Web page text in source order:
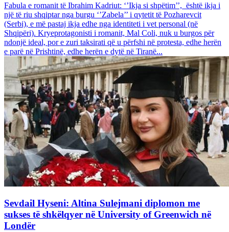
Fabula e romanit të Ibrahim Kadriut: ‘’Ikja si shpëtim’’, është ikja i
një të riu shqiptar nga burgu ‘’Zabela’’ i qytetit të Pozharevcit
(Serbi), e më pastaj ikja edhe nga identiteti i vet personal (në
Shqipëri). Kryeprotagonisti i romanit, Mal Coli, nuk u burgos për
ndonjë ideal, por e zuri taksirati që u përfshi në protesta, edhe herën
e parë në Prishtinë, edhe herën e dytë në Tiranë...
Sevdail Hyseni: Altina Sulejmani diplomon me
sukses të shkëlqyer në University of Greenwich në
Londër